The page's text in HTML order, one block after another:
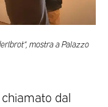
mostra a Palazzo
chiamato dal